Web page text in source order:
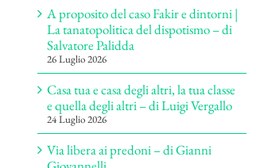
A proposito del caso Fakir e dintorni |
La tanatopolitica del dispotismo – di
Salvatore Palidda
26 Luglio 2026
Casa tua e casa degli altri, la tua classe
e quella degli altri – di Luigi Vergallo
24 Luglio 2026
Via libera ai predoni – di Gianni